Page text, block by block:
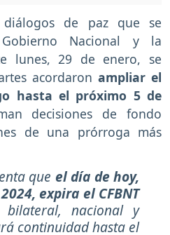
de paz que se
Nacional y la
lunes, 29 de enero, se
acordaron ampliar el
hasta el próximo 5 de
decisiones de fondo
de una prórroga más
que el día de hoy,
expira el CFBNT
nacional y
continuidad hasta el